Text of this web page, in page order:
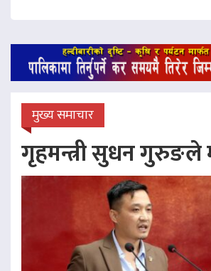
मुख्य समाचार
गृहमन्त्री सुधन गुरुङले